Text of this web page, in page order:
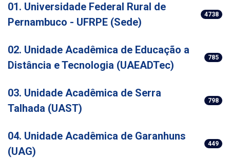
01. Universidade Federal Rural de
Pernambuco - UFRPE (Sede)
4738
02. Unidade Acadêmica de Educação a
Distância e Tecnologia (UAEADTec)
785
03. Unidade Acadêmica de Serra
Talhada (UAST)
798
04. Unidade Acadêmica de Garanhuns
(UAG)
449